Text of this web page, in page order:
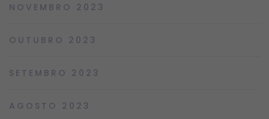
NOVEMBRO 2023
OUTUBRO 2023
SETEMBRO 2023
AGOSTO 2023